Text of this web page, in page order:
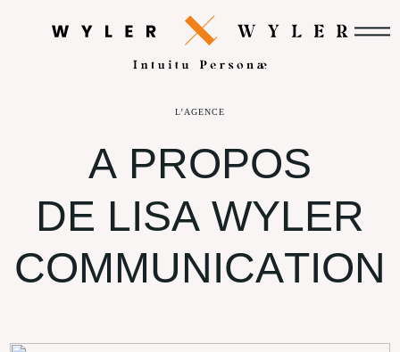
L’AGENCE
A PROPOS
DE LISA WYLER
COMMUNICATION